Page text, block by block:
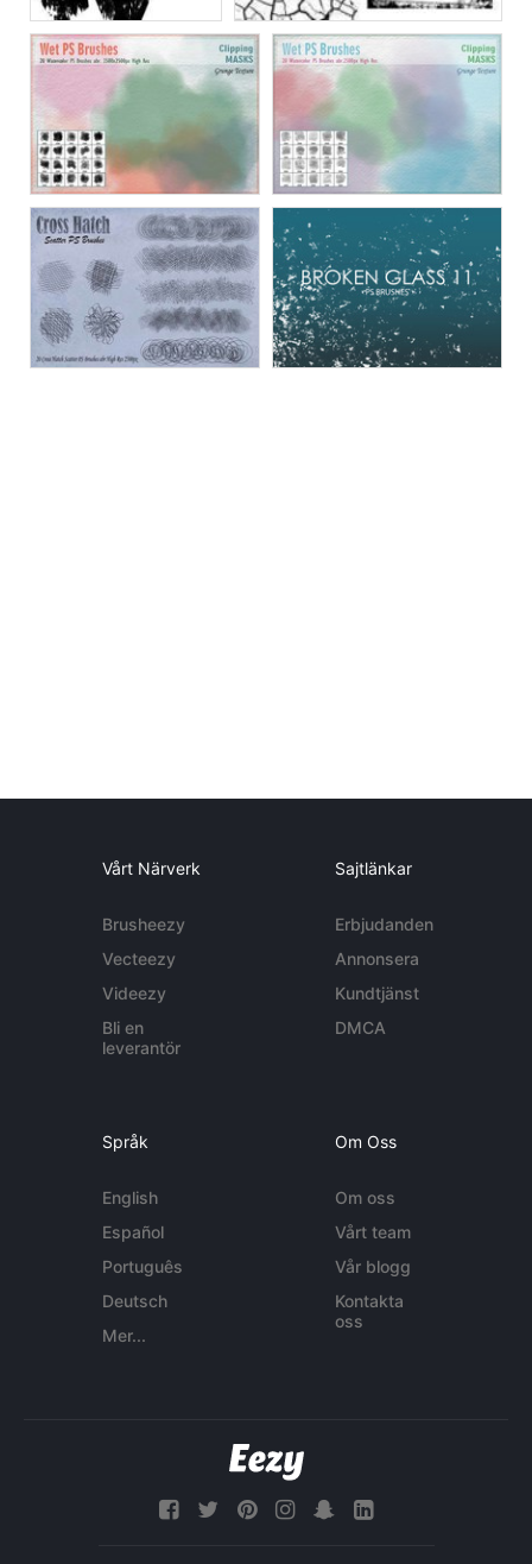
Vårt Närverk
Brusheezy
Vecteezy
Videezy
Bli en
leverantör
Sajtlänkar
Erbjudanden
Annonsera
Kundtjänst
DMCA
Språk
English
Español
Português
Deutsch
Mer...
Om Oss
Om oss
Vårt team
Vår blogg
Kontakta
oss